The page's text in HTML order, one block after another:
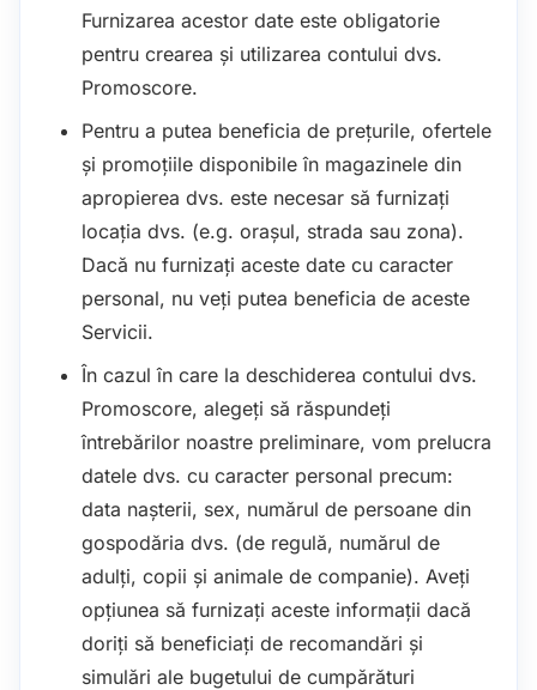
Furnizarea acestor date este obligatorie
pentru crearea și utilizarea contului dvs.
Promoscore.
Pentru a putea beneficia de prețurile, ofertele
și promoțiile disponibile în magazinele din
apropierea dvs. este necesar să furnizați
locația dvs. (e.g. orașul, strada sau zona).
Dacă nu furnizați aceste date cu caracter
personal, nu veți putea beneficia de aceste
Servicii.
În cazul în care la deschiderea contului dvs.
Promoscore, alegeți să răspundeți
întrebărilor noastre preliminare, vom prelucra
datele dvs. cu caracter personal precum:
data nașterii, sex, numărul de persoane din
gospodăria dvs. (de regulă, numărul de
adulți, copii și animale de companie). Aveți
opțiunea să furnizați aceste informații dacă
doriți să beneficiați de recomandări și
simulări ale bugetului de cumpărături